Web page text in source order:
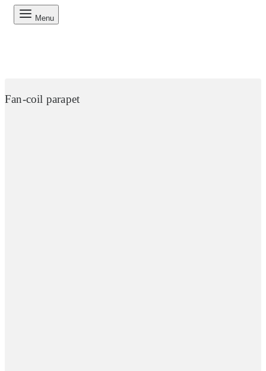
Menu
Fan-coil parapet